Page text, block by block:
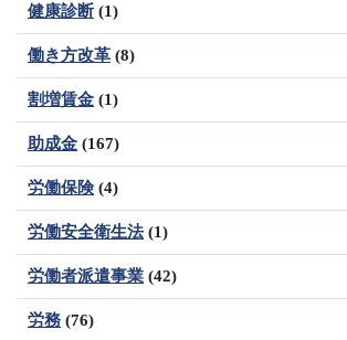
健康診断(1)
働き方改革 (8)
割増賃金 (1)
助成金 (167)
労働保険(4)
労働安全衛生法(1)
労働者派遣事業 (42)
労務 (76)